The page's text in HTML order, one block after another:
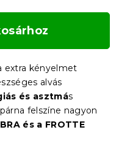
extra kényelmet
alvás
és asztmás
felszíne nagyon
és a FROTTE